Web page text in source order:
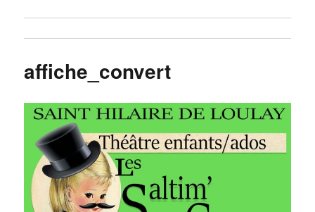
affiche_convert